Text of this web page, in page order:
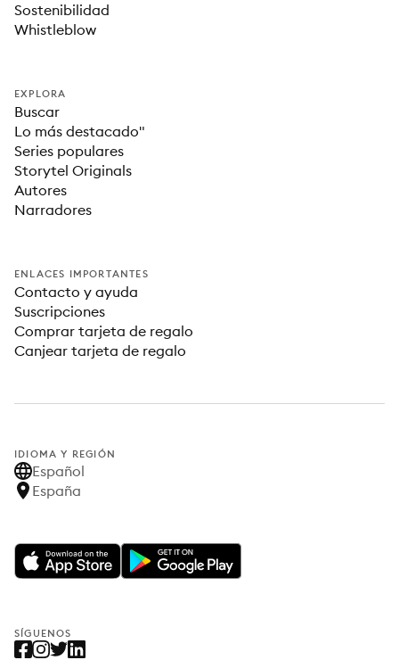
Sostenibilidad
Whistleblow
EXPLORA
Buscar
Lo más destacado"
Series populares
Storytel Originals
Autores
Narradores
ENLACES IMPORTANTES
Contacto y ayuda
Suscripciones
Comprar tarjeta de regalo
Canjear tarjeta de regalo
IDIOMA Y REGIÓN
Español
España
SÍGUENOS